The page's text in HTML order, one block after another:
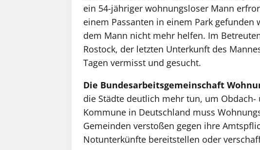
ein 54-jähriger wohnungsloser Mann
einem Passanten in einem Park
dem Mann nicht mehr helfen. Im
Rostock, der letzten Unterkunft des
Tagen vermisst und gesucht.
Die Bundesarbeitsgemeinschaft
die Städte deutlich mehr tun, um Obdach-
Kommune in Deutschland muss
Gemeinden verstoßen gegen ihre
Notunterkünfte bereitstellen oder